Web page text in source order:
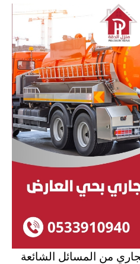
من المسائل الشائعة